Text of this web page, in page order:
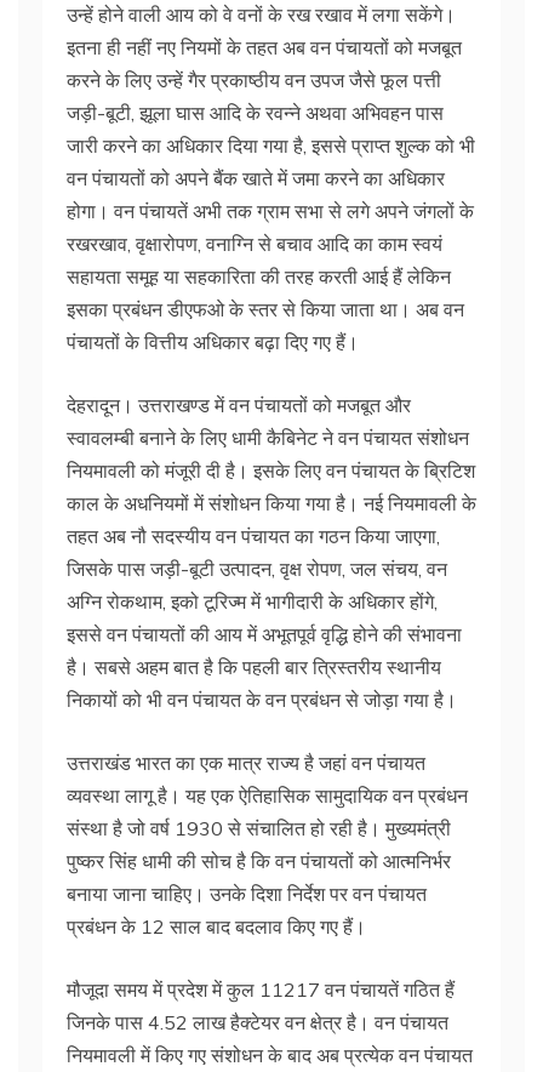
उन्हें होने वाली आय को वे वनों के रख रखाव में लगा सकेंगे।
इतना ही नहीं नए नियमों के तहत अब वन पंचायतों को मजबूत
करने के लिए उन्हें गैर प्रकाष्ठीय वन उपज जैसे फूल पत्ती
जड़ी-बूटी, झूला घास आदि के रवन्ने अथवा अभिवहन पास
जारी करने का अधिकार दिया गया है, इससे प्राप्त शुल्क को भी
वन पंचायतों को अपने बैंक खाते में जमा करने का अधिकार
होगा। वन पंचायतें अभी तक ग्राम सभा से लगे अपने जंगलों के
रखरखाव, वृक्षारोपण, वनाग्नि से बचाव आदि का काम स्वयं
सहायता समूह या सहकारिता की तरह करती आई हैं लेकिन
इसका प्रबंधन डीएफओ के स्तर से किया जाता था। अब वन
पंचायतों के वित्तीय अधिकार बढ़ा दिए गए हैं।
देहरादून। उत्तराखण्ड में वन पंचायतों को मजबूत और
स्वावलम्बी बनाने के लिए धामी कैबिनेट ने वन पंचायत संशोधन
नियमावली को मंजूरी दी है। इसके लिए वन पंचायत के ब्रिटिश
काल के अधनियमों में संशोधन किया गया है। नई नियमावली के
तहत अब नौ सदस्यीय वन पंचायत का गठन किया जाएगा,
जिसके पास जड़ी-बूटी उत्पादन, वृक्ष रोपण, जल संचय, वन
अग्नि रोकथाम, इको टूरिज्म में भागीदारी के अधिकार होंगे,
इससे वन पंचायतों की आय में अभूतपूर्व वृद्धि होने की संभावना
है। सबसे अहम बात है कि पहली बार त्रिस्तरीय स्थानीय
निकायों को भी वन पंचायत के वन प्रबंधन से जोड़ा गया है।
उत्तराखंड भारत का एक मात्र राज्य है जहां वन पंचायत
व्यवस्था लागू है। यह एक ऐतिहासिक सामुदायिक वन प्रबंधन
संस्था है जो वर्ष 1930 से संचालित हो रही है। मुख्यमंत्री
पुष्कर सिंह धामी की सोच है कि वन पंचायतों को आत्मनिर्भर
बनाया जाना चाहिए। उनके दिशा निर्देश पर वन पंचायत
प्रबंधन के 12 साल बाद बदलाव किए गए हैं।
मौजूदा समय में प्रदेश में कुल 11217 वन पंचायतें गठित हैं
जिनके पास 4.52 लाख हैक्टेयर वन क्षेत्र है। वन पंचायत
नियमावली में किए गए संशोधन के बाद अब प्रत्येक वन पंचायत